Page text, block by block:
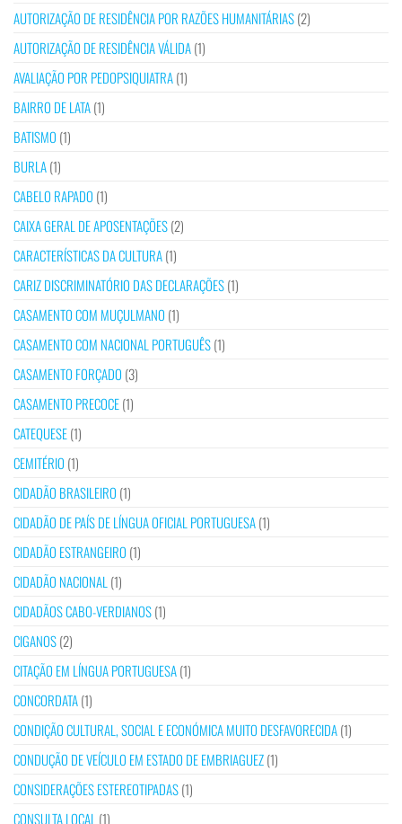
AUTORIZAÇÃO DE RESIDÊNCIA POR RAZÕES HUMANITÁRIAS(2)
AUTORIZAÇÃO DE RESIDÊNCIA VÁLIDA(1)
AVALIAÇÃO POR PEDOPSIQUIATRA(1)
BAIRRO DE LATA(1)
BATISMO (1)
BURLA(1)
CABELO RAPADO (1)
CAIXA GERAL DE APOSENTAÇÕES(2)
CARACTERÍSTICAS DA CULTURA(1)
CARIZ DISCRIMINATÓRIO DAS DECLARAÇÕES(1)
CASAMENTO COM MUÇULMANO (1)
CASAMENTO COM NACIONAL PORTUGUÊS(1)
CASAMENTO FORÇADO (3)
CASAMENTO PRECOCE(1)
CATEQUESE(1)
CEMITÉRIO (1)
CIDADÃO BRASILEIRO (1)
CIDADÃO DE PAÍS DE LÍNGUA OFICIAL PORTUGUESA(1)
CIDADÃO ESTRANGEIRO (1)
CIDADÃO NACIONAL (1)
CIDADÃOS CABO-VERDIANOS(1)
CIGANOS(2)
CITAÇÃO EM LÍNGUA PORTUGUESA(1)
CONCORDATA(1)
CONDIÇÃO CULTURAL, SOCIAL E ECONÓMICA MUITO DESFAVORECIDA(1)
CONDUÇÃO DE VEÍCULO EM ESTADO DE EMBRIAGUEZ(1)
CONSIDERAÇÕES ESTEREOTIPADAS(1)
CONSULTA LOCAL (1)